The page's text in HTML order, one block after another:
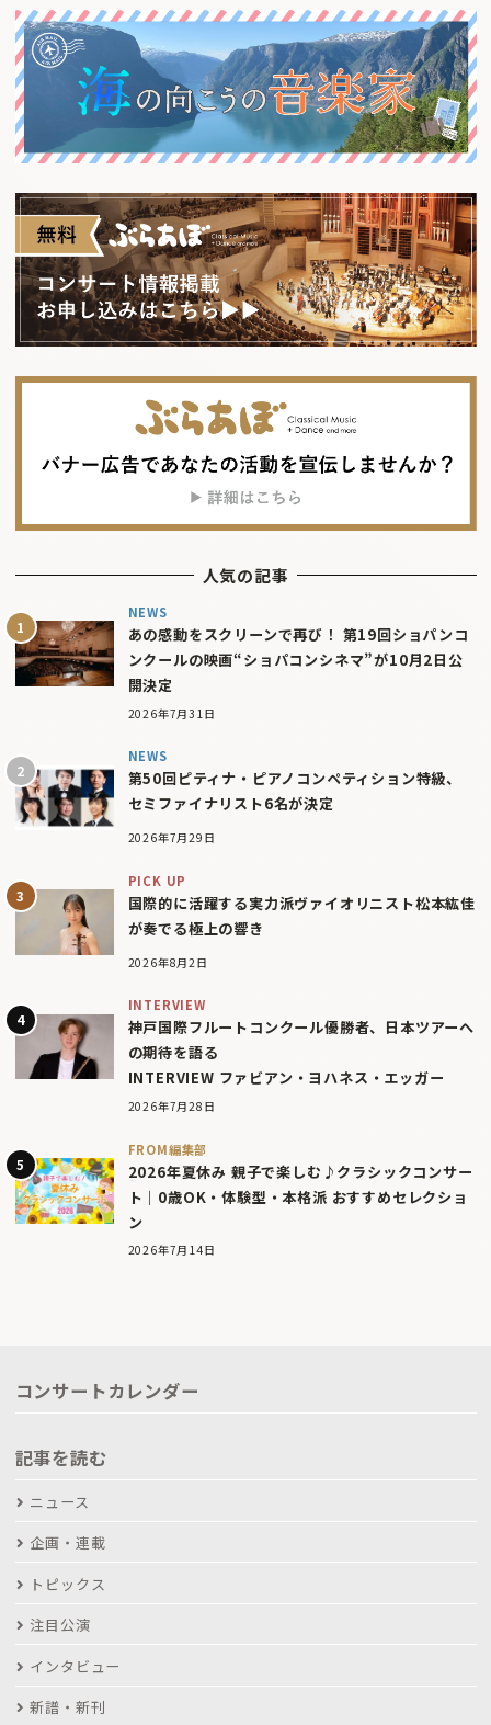
人気の記事
NEWS
あの感動をスクリーンで再び！ 第19回ショパンコ
ンクールの映画“ショパコンシネマ”が10月2日公
開決定
2026年7月31日
NEWS
第50回ピティナ・ピアノコンペティション特級、
セミファイナリスト6名が決定
2026年7月29日
PICK UP
国際的に活躍する実力派ヴァイオリニスト松本紘佳
が奏でる極上の響き
2026年8月2日
INTERVIEW
神戸国際フルートコンクール優勝者、日本ツアーへ
の期待を語る
INTERVIEW ファビアン・ヨハネス・エッガー
2026年7月28日
FROM編集部
2026年夏休み 親子で楽しむ♪クラシックコンサー
ト｜0歳OK・体験型・本格派 おすすめセレクショ
ン
2026年7月14日
コンサートカレンダー
記事を読む
ニュース
企画・連載
トピックス
注目公演
インタビュー
新譜・新刊